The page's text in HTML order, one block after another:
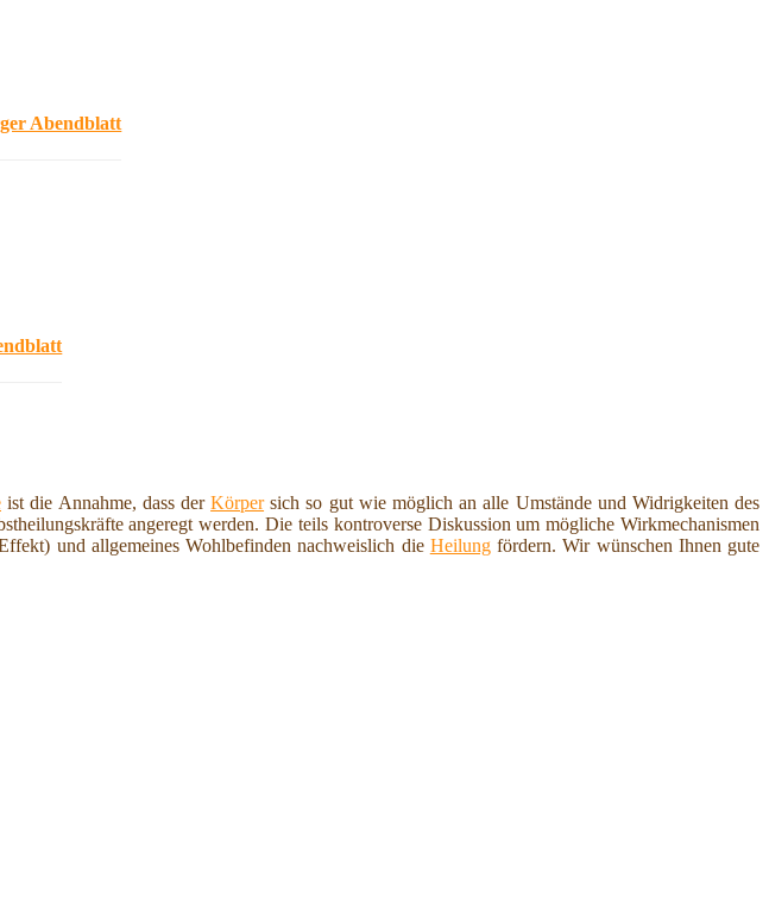
Abendblatt
ist die Annahme, dass derKörpersich so gut wie möglich an alle Umstände und Widrigkeiten des
angeregt werden. Die teils kontroverse Diskussion um mögliche Wirkmechanismen
und allgemeines Wohlbefinden nachweislich die Heilungfördern. Wir wünschen Ihnen gute